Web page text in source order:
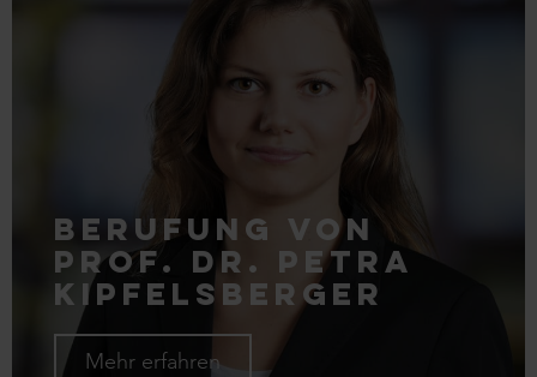
Berufung von
Prof. Dr. Petra
Kipfelsberger
Mehr erfahren